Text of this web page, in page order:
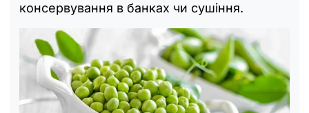
консервування в банках чи сушіння.